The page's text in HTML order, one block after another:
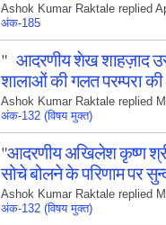
Ashok Kumar Raktale replied
अंक-185
" आदरणीय शेख शाहज़ाद
शालाओं की गलत परम्परा
Ashok Kumar Raktale replied
अंक-132 (विषय मुक्त)
"आदरणीय अखिलेश कृष्ण
सोचे बोलने के परिणाम पर
Ashok Kumar Raktale replied
अंक-132 (विषय मुक्त)